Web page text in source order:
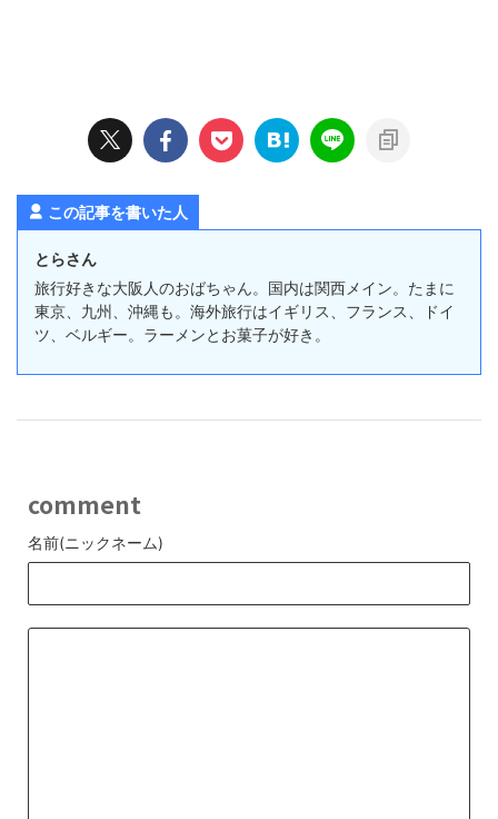
この記事を書いた人
とらさん
旅行好きな大阪人のおばちゃん。国内は関西メイン。たまに
東京、九州、沖縄も。海外旅行はイギリス、フランス、ドイ
ツ、ベルギー。ラーメンとお菓子が好き。
comment
名前(ニックネーム)